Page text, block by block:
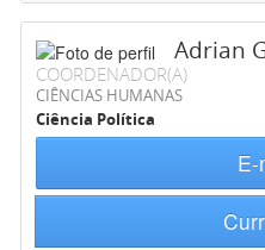
Adrian
COORDENADOR(A)
CIÊNCIAS HUMANAS
Ciência Política
E-